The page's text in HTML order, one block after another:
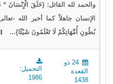
الإنسان جاهلاً كما أخبر الله -
بُطُونِ أُمَّهَاتِكُمْ لَا تَعْلَمُونَ شَيْئًا}...
24 ذو
القعدة
1438
التحميل:
1986